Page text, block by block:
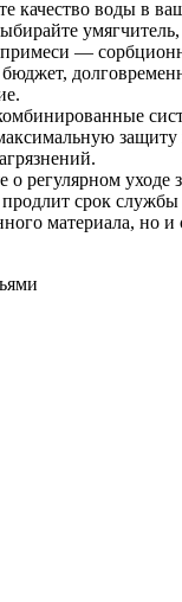
качество воды в
—
защиту
о регулярном уходе
продлит срок службы
материала, но и